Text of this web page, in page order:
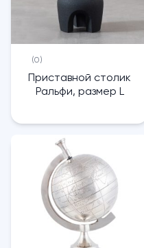
(0)
Приставной столик
Ральфи, размер L